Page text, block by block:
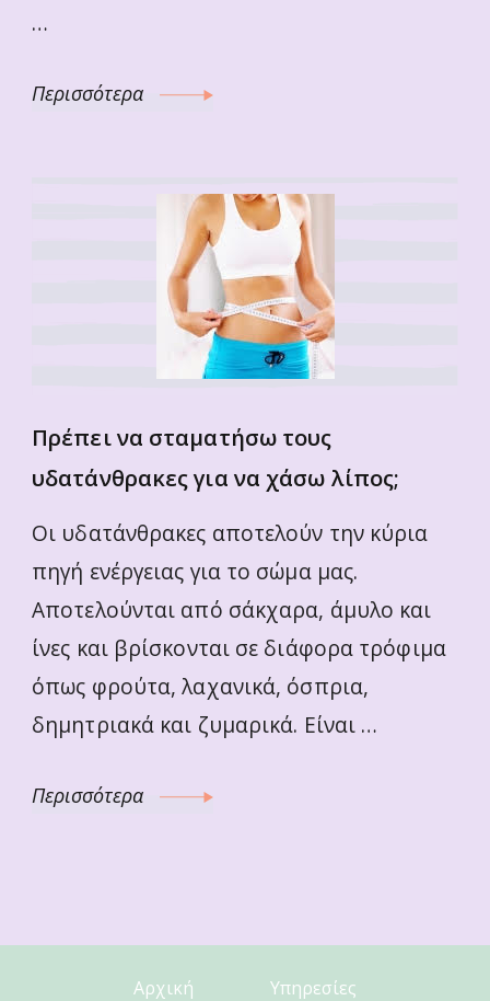
…
Περισσότερα
Πρέπει να σταματήσω τους
υδατάνθρακες για να χάσω λίπος;
Οι υδατάνθρακες αποτελούν την κύρια
πηγή ενέργειας για το σώμα μας.
Αποτελούνται από σάκχαρα, άμυλο και
ίνες και βρίσκονται σε διάφορα τρόφιμα
όπως φρούτα, λαχανικά, όσπρια,
δημητριακά και ζυμαρικά. Είναι …
Περισσότερα
Αρχική Υπηρεσίες